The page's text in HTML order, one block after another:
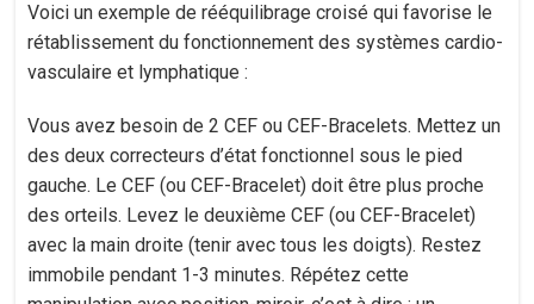
Voici un exemple de rééquilibrage croisé qui favorise le
rétablissement du fonctionnement des systèmes cardio-
vasculaire et lymphatique :
Vous avez besoin de 2 CEF ou CEF-Bracelets. Mettez un
des deux correcteurs d’état fonctionnel sous le pied
gauche. Le CEF (ou CEF-Bracelet) doit être plus proche
des orteils. Levez le deuxième CEF (ou CEF-Bracelet)
avec la main droite (tenir avec tous les doigts). Restez
immobile pendant 1-3 minutes. Répétez cette